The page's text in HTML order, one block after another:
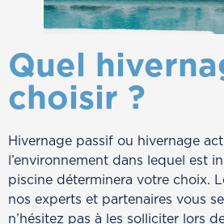
Quel
choisir ?
Hivernage passif ou hivernage
l’environnement dans lequel est
piscine déterminera votre choix.
nos experts et partenaires vous
n’hésitez pas à les solliciter lors